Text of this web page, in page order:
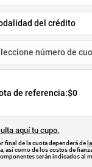
de referencia:$0
aquí tu cupo.
final de la cuota dependerá de
así como de los costos de
serán indicados al